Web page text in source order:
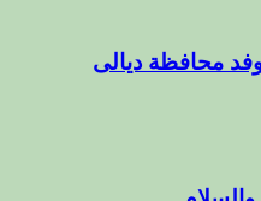
محافظة ديالى